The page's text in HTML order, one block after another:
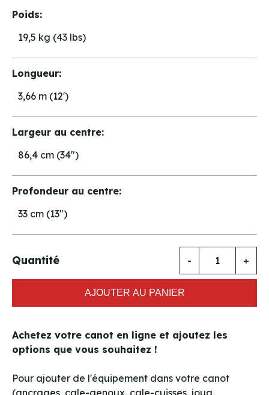
Poids:
19,5 kg (43 lbs)
Longueur:
3,66 m (12')
Largeur au centre:
86,4 cm (34")
Profondeur au centre:
33 cm (13")
Quantité - +
AJOUTER AU PANIER
Achetez votre canot en ligne et ajoutez les
options que vous souhaitez !
Pour ajouter de l'équipement dans votre canot
(ancrages, cale-genoux, cale-cuisses, joug